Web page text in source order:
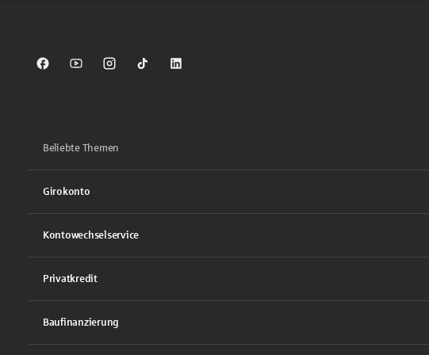
Sparkasse auf Facebook
Sparkasse auf Youtube
Sparkasse auf Instagram
Sparkasse auf TikTok
Sparkasse auf LinkedIn
Beliebte Themen
Girokonto
Kontowechselservice
Privatkredit
Baufinanzierung